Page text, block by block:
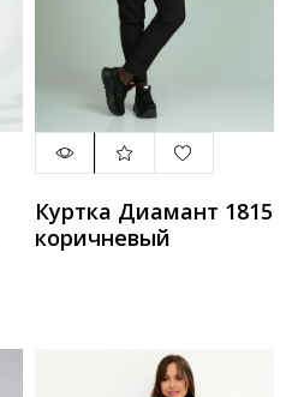
Куртка Диамант 1815
коричневый